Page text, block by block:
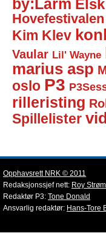
by:Larm
Hovefestivalen
Kim Klev
Vaular Lil' Wayne
marius asp
oslo P3
rilleristing
Spillelister
Opphavsrett NRK © 2011
Redaksjonssjef nett: Roy
Redaktør P3: Tone Donald
Ansvarlig redaktør: Hans-Tore